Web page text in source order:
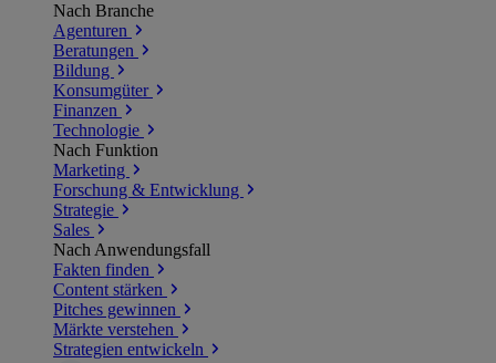
Nach Branche
Agenturen
Beratungen
Bildung
Konsumgüter
Finanzen
Technologie
Nach Funktion
Marketing
Forschung & Entwicklung
Strategie
Sales
Nach Anwendungsfall
Fakten finden
Content stärken
Pitches gewinnen
Märkte verstehen
Strategien entwickeln